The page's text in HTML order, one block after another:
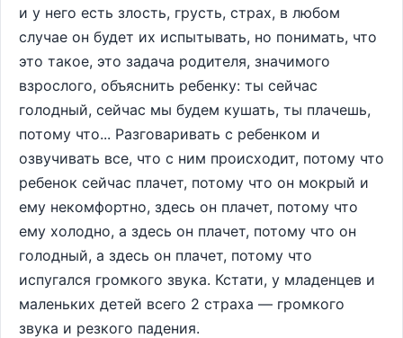
и у него есть злость, грусть, страх, в любом
случае он будет их испытывать, но понимать, что
это такое, это задача родителя, значимого
взрослого, объяснить ребенку: ты сейчас
голодный, сейчас мы будем кушать, ты плачешь,
потому что... Разговаривать с ребенком и
озвучивать все, что с ним происходит, потому что
ребенок сейчас плачет, потому что он мокрый и
ему некомфортно, здесь он плачет, потому что
ему холодно, а здесь он плачет, потому что он
голодный, а здесь он плачет, потому что
испугался громкого звука. Кстати, у младенцев и
маленьких детей всего 2 страха — громкого
звука и резкого падения.